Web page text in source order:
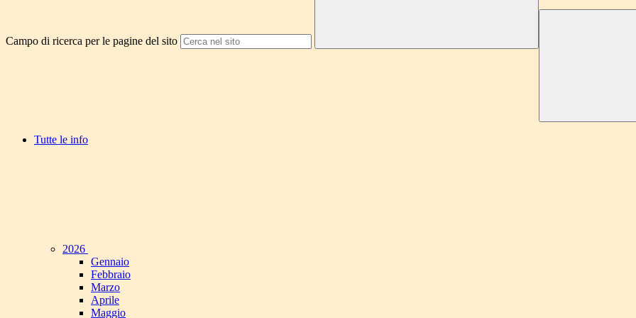
Campo di ricerca per le pagine del sito
Tutte le info
2026
Gennaio
Febbraio
Marzo
Aprile
Maggio